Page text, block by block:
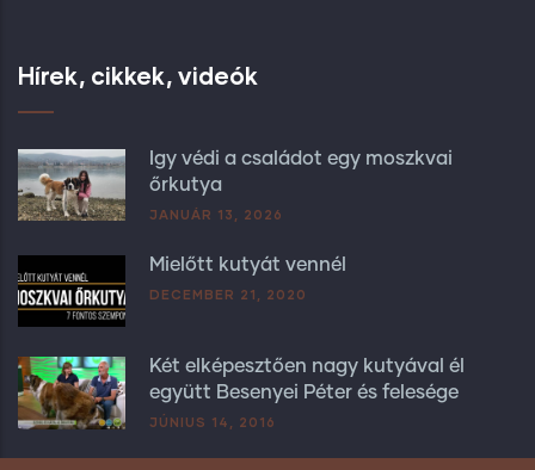
Hírek, cikkek, videók
Így védi a családot egy moszkvai
őrkutya
JANUÁR 13, 2026
Mielőtt kutyát vennél
DECEMBER 21, 2020
Két elképesztően nagy kutyával él
együtt Besenyei Péter és felesége
JÚNIUS 14, 2016